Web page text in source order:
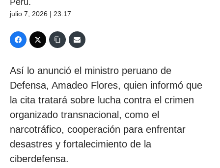
julio 7, 2026 | 23:17
Así lo anunció el ministro peruano de
Defensa, Amadeo Flores, quien informó que
la cita tratará sobre lucha contra el crimen
organizado transnacional, como el
narcotráfico, cooperación para enfrentar
desastres y fortalecimiento de la
ciberdefensa.